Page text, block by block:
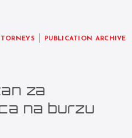
PUBLICATION ARCHIVE
za
na burzu